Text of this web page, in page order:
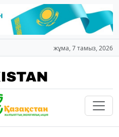
жұма, 7 тамыз, 2026